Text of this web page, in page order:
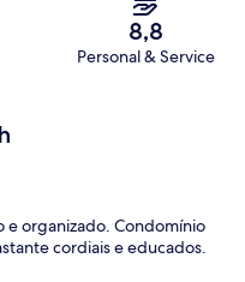
8,8
Personal & Service
organizado. Condomínio
cordiais e educados.